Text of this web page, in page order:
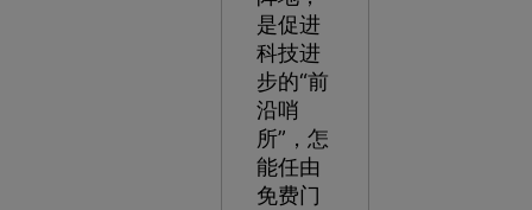
是促进
科技进
步的“前
沿哨
所”，怎
能任由
免费门